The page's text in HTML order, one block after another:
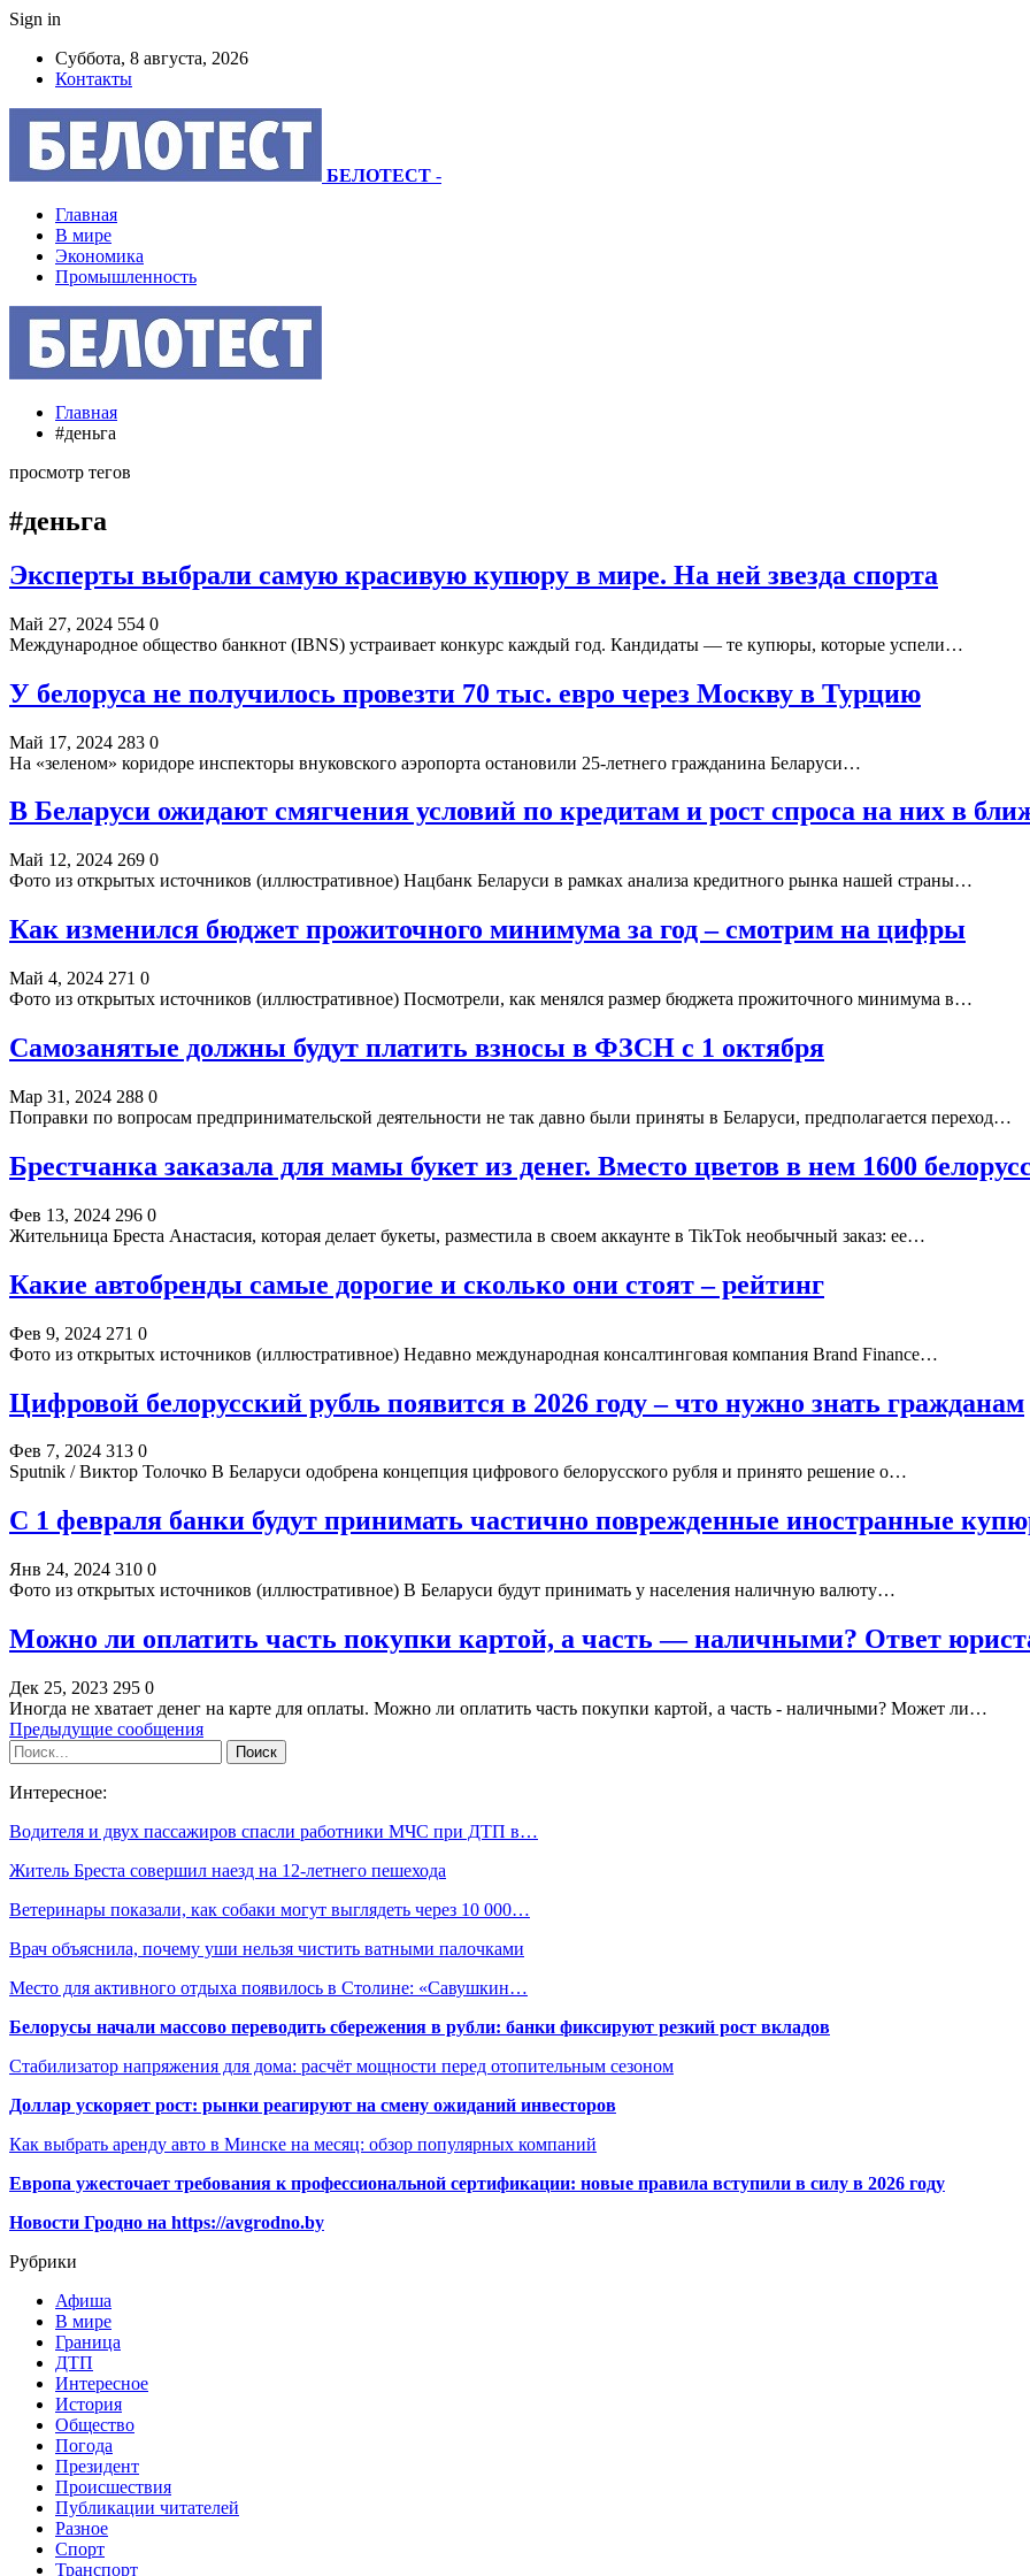
Sign in
Суббота, 8 августа, 2026
Контакты
БЕЛОТЕСТ -
Главная
В мире
Экономика
Промышленность
Главная
#деньга
просмотр тегов
#деньга
Эксперты выбрали самую красивую купюру в мире. На ней звезда спорта
Май 27, 2024 554 0
Международное общество банкнот (IBNS) устраивает конкурс каждый год. Кандидаты — те купюры, которые успели…
У белоруса не получилось провезти 70 тыс. евро через Москву в Турцию
Май 17, 2024 283 0
На «зеленом» коридоре инспекторы внуковского аэропорта остановили 25-летнего гражданина Беларуси…
В Беларуси ожидают смягчения условий по кредитам и рост спроса на них в
Май 12, 2024 269 0
Фото из открытых источников (иллюстративное) Нацбанк Беларуси в рамках анализа кредитного рынка нашей страны…
Как изменился бюджет прожиточного минимума за год – смотрим на цифры
Май 4, 2024 271 0
Фото из открытых источников (иллюстративное) Посмотрели, как менялся размер бюджета прожиточного минимума в…
Самозанятые должны будут платить взносы в ФЗСН с 1 октября
Мар 31, 2024 288 0
Поправки по вопросам предпринимательской деятельности не так давно были приняты в Беларуси, предполагается переход…
Брестчанка заказала для мамы букет из денег. Вместо цветов в нем 1600
Фев 13, 2024 296 0
Жительница Бреста Анастасия, которая делает букеты, разместила в своем аккаунте в TikTok необычный заказ: ее…
Какие автобренды самые дорогие и сколько они стоят – рейтинг
Фев 9, 2024 271 0
Фото из открытых источников (иллюстративное) Недавно международная консалтинговая компания Brand Finance…
Цифровой белорусский рубль появится в 2026 году – что нужно знать гражданам
Фев 7, 2024 313 0
Sputnik / Виктор Толочко В Беларуси одобрена концепция цифрового белорусского рубля и принято решение о…
С 1 февраля банки будут принимать частично поврежденные иностранные
Янв 24, 2024 310 0
Фото из открытых источников (иллюстративное) В Беларуси будут принимать у населения наличную валюту…
Можно ли оплатить часть покупки картой, а часть — наличными? Ответ
Дек 25, 2023 295 0
Иногда не хватает денег на карте для оплаты. Можно ли оплатить часть покупки картой, а часть - наличными? Может ли…
Предыдущие сообщения
Интересное:
Водителя и двух пассажиров спасли работники МЧС при ДТП в…
Житель Бреста совершил наезд на 12-летнего пешехода
Ветеринары показали, как собаки могут выглядеть через 10 000…
Врач объяснила, почему уши нельзя чистить ватными палочками
Место для активного отдыха появилось в Столине: «Савушкин…
Белорусы начали массово переводить сбережения в рубли: банки фиксируют резкий рост вкладов
Стабилизатор напряжения для дома: расчёт мощности перед отопительным сезоном
Доллар ускоряет рост: рынки реагируют на смену ожиданий инвесторов
Как выбрать аренду авто в Минске на месяц: обзор популярных компаний
Европа ужесточает требования к профессиональной сертификации: новые правила вступили в силу в 2026 году
Новости Гродно на https://avgrodno.by
Рубрики
Афиша
В мире
Граница
ДТП
Интересное
История
Общество
Погода
Президент
Происшествия
Публикации читателей
Разное
Спорт
Транспорт